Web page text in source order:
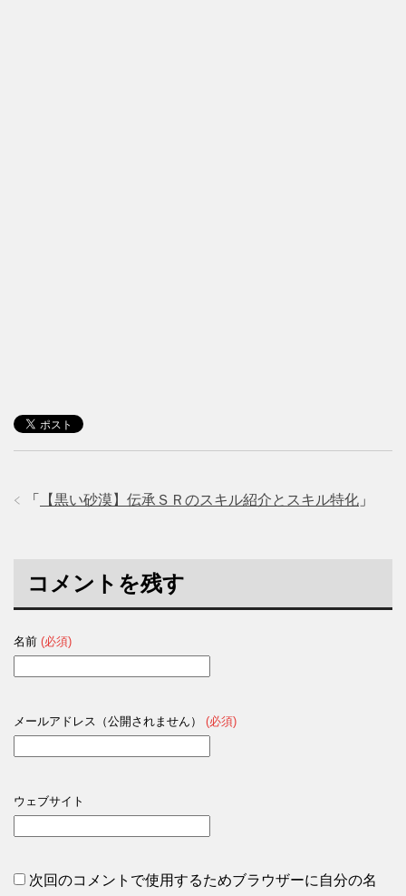
「 【黒い砂漠】伝承ＳＲのスキル紹介とスキル特化 」
コメントを残す
名前 (必須)
メールアドレス（公開されません） (必須)
ウェブサイト
次回のコメントで使用するためブラウザーに自分の名